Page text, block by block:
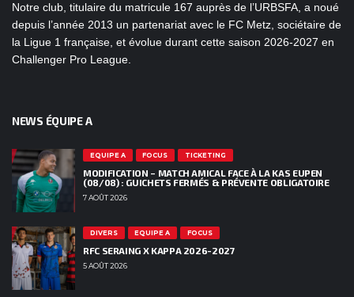
Notre club, titulaire du matricule 167 auprès de l’URBSFA, a noué
depuis l’année 2013 un partenariat avec le FC Metz, sociétaire de
la Ligue 1 française, et évolue durant cette saison 2026-2027 en
Challenger Pro League.
NEWS ÉQUIPE A
EQUIPE A FOCUS TICKETING
MODIFICATION – MATCH AMICAL FACE À LA KAS EUPEN
(08/08) : GUICHETS FERMÉS & PRÉVENTE OBLIGATOIRE
7 AOÛT 2026
DIVERS EQUIPE A FOCUS
RFC SERAING X KAPPA 2026-2027
5 AOÛT 2026